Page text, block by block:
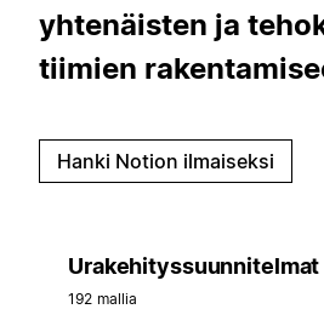
yhtenäisten ja
tiimien
Hanki Notion ilmaiseksi
Urakehityssuunnitelmat
192 mallia